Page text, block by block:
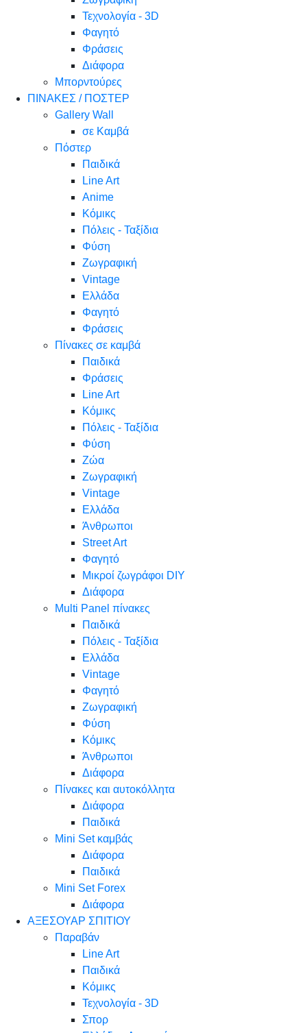
Τεχνολογία - 3D
Φαγητό
Φράσεις
Διάφορα
Μπορντούρες
ΠΙΝΑΚΕΣ / ΠΟΣΤΕΡ
Gallery Wall
σε Καμβά
Πόστερ
Παιδικά
Line Art
Anime
Κόμικς
Πόλεις - Ταξίδια
Φύση
Ζωγραφική
Vintage
Ελλάδα
Φαγητό
Φράσεις
Πίνακες σε καμβά
Παιδικά
Φράσεις
Line Art
Κόμικς
Πόλεις - Ταξίδια
Φύση
Ζώα
Ζωγραφική
Vintage
Ελλάδα
Άνθρωποι
Street Art
Φαγητό
Μικροί ζωγράφοι DIY
Διάφορα
Multi Panel πίνακες
Παιδικά
Πόλεις - Ταξίδια
Ελλάδα
Vintage
Φαγητό
Ζωγραφική
Φύση
Κόμικς
Άνθρωποι
Διάφορα
Πίνακες και αυτοκόλλητα
Διάφορα
Παιδικά
Mini Set καμβάς
Διάφορα
Παιδικά
Mini Set Forex
Διάφορα
ΑΞΕΣΟΥΑΡ ΣΠΙΤΙΟΥ
Παραβάν
Line Art
Παιδικά
Κόμικς
Τεχνολογία - 3D
Σπορ